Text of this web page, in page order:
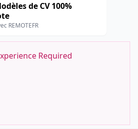
de CV 100%
REMOTEFR
Required